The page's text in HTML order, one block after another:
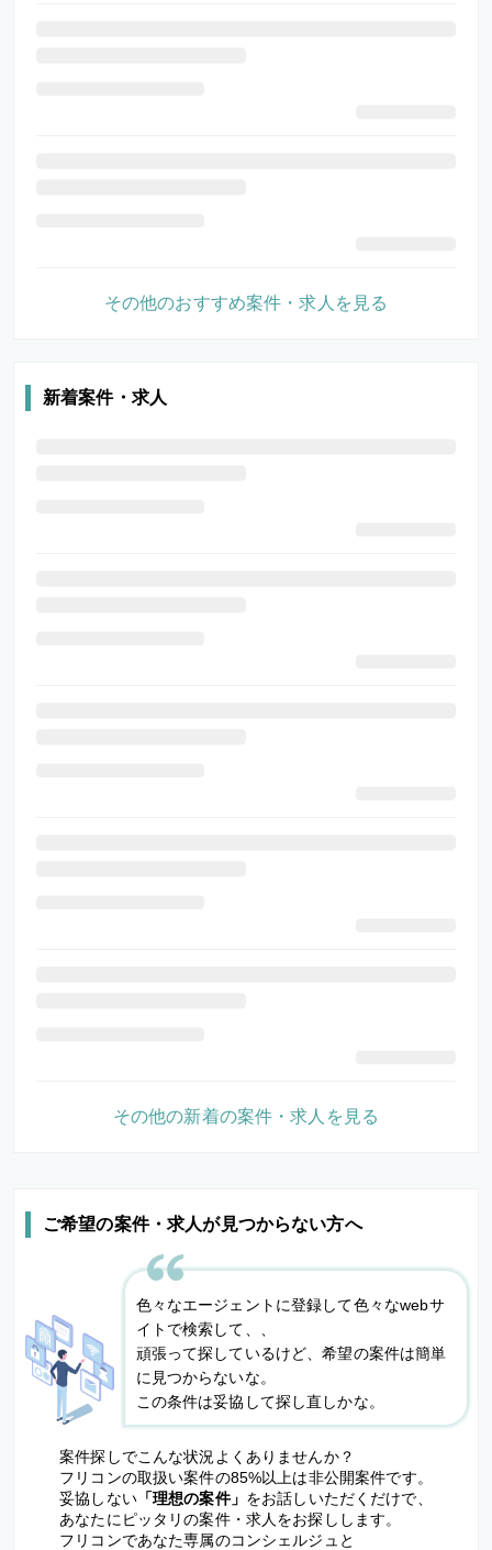
ご希望の案件・求人が見つからない方へ
色々なエージェントに登録して色々なwebサ
イトで検索して、、
頑張って探しているけど、希望の案件は簡単
に見つからないな。
この条件は妥協して探し直しかな。
案件探しでこんな状況よくありませんか？
フリコンの取扱い案件の85%以上は非公開案件です。
妥協しない「理想の案件」 をお話しいただくだけで、
あなたにピッタリの案件・求人をお探しします。
フリコンであなた専属のコンシェルジュと
その他のおすすめ案件・求人を見る
新着案件・求人
その他の新着の案件・求人を見る